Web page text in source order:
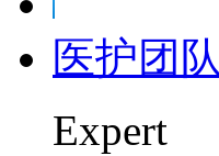
医护团队
Expert